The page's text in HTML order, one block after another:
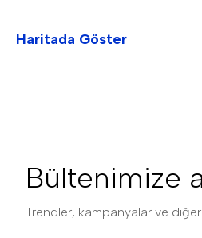
Haritada Göster
Bültenimize
Trendler, kampanyalar ve